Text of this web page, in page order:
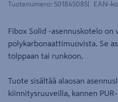
Tuotenumero: 501845085 EAN-
Fibox Solid -asennuskotelo
polykarbonaattimuovista. Se
tolppaan tai runkoon.
Tuote sisältää alaosan
kiinnitysruuveilla, kannen